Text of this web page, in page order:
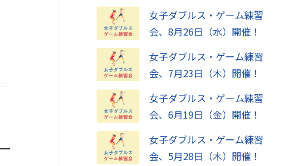
女子ダブルス・ゲーム練習
会、8月26日（水）開催！
女子ダブルス・ゲーム練習
会、7月23日（木）開催！
女子ダブルス・ゲーム練習
会、6月19日（金）開催！
女子ダブルス・ゲーム練習
会、5月28日（木）開催！